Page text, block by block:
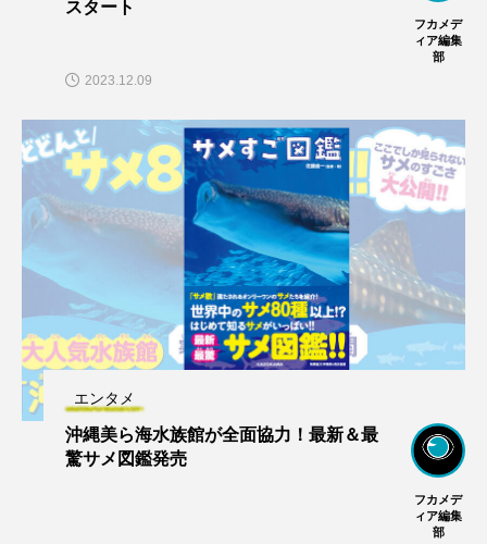
スタート
フカメデ
ィア編集
部
2023.12.09
エンタメ
沖縄美ら海水族館が全面協力！最新＆最
驚サメ図鑑発売
フカメデ
ィア編集
部